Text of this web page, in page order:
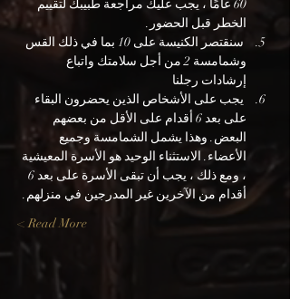
60 عامًا ، يجب عليك مراجعة طبيبك لتقييم
الخطر قبل الحضور.
سنقتصر الكنيسة على 10 بما في ذلك القس
وشمامسة 2 من أجل سلامتك واتباع
إرشادات رجلنا
يجب على الأشخاص الذين يحضرون البقاء
على بعد 6 أقدام على الأقل من بعضهم
البعض. وهذا يشمل الشمامسة وجميع
الأعضاء. الاستثناء الوحيد هو الأسرة المعيشية
أقدام من الآخرين غير المدرجين في منزلهم.
Read More >